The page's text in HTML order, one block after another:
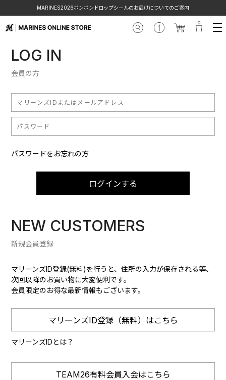
MARINES2026ボンボンドロップシールのお届けについてのご案内
LOG IN
会員の方
パスワードをお忘れの方
ログインする
NEW CUSTOMERS
新規会員登録
マリーンズID登録(無料)を行うと、住所の入力が保存される等、
次回以降のお買い物に大変便利です。
会員限定のお得な最新情報もございます。
マリーンズID登録（無料）はこちら
マリーンズIDとは？
TEAM26有料会員入会はこちら